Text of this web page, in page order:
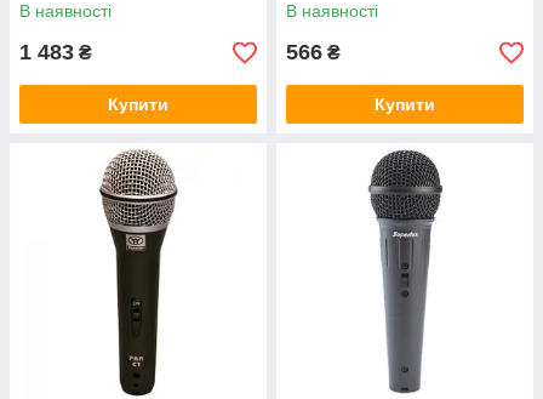
В наявності
1 483 ₴
Купити
В наявності
566 ₴
Купити